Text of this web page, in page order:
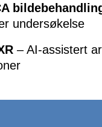
undersøkelse
– AI‑assistert